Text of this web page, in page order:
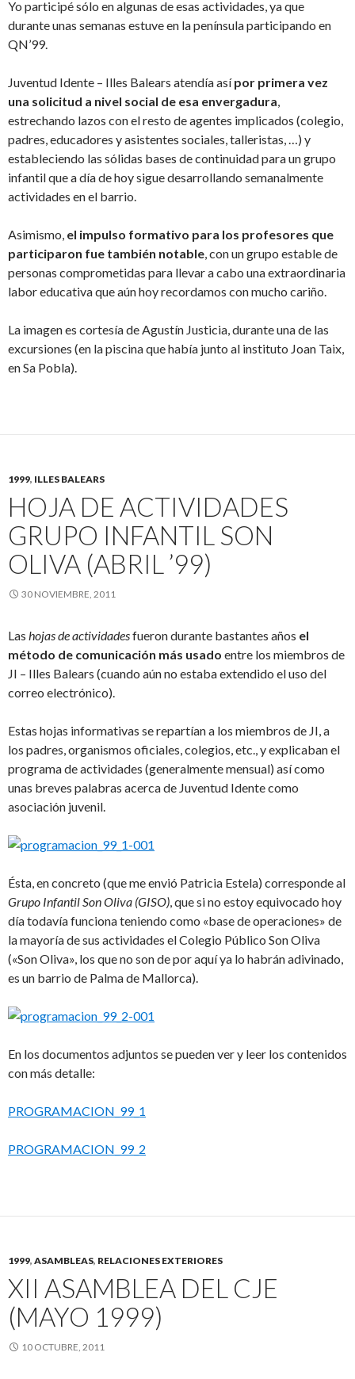
Yo participé sólo en algunas de esas actividades, ya que
durante unas semanas estuve en la península participando en
QN’99.
Juventud Idente – Illes Balears atendía asípor primera vez
una solicitud a nivel social de esa envergadura,
estrechando lazos con el resto de agentes implicados (colegio,
padres, educadores y asistentes sociales, talleristas, …) y
estableciendo las sólidas bases de continuidad para un grupo
infantil que a día de hoy sigue desarrollando semanalmente
actividades en el barrio.
Asimismo, el impulso formativo para los profesores que
participaron fue también notable, con un grupo estable de
personas comprometidas para llevar a cabo una extraordinaria
labor educativa que aún hoy recordamos con mucho cariño.
La imagen es cortesía de Agustín Justicia, durante una de las
excursiones (en la piscina que había junto al instituto Joan Taix,
en Sa Pobla).
1999, ILLES BALEARS
HOJA DE ACTIVIDADES
GRUPO INFANTIL SON
OLIVA (ABRIL ’99)
30 NOVIEMBRE, 2011
Las hojas de actividadesfueron durante bastantes años el
método de comunicación más usado entre los miembros de
JI – Illes Balears (cuando aún no estaba extendido el uso del
correo electrónico).
Estas hojas informativas se repartían a los miembros de JI, a
los padres, organismos oficiales, colegios, etc., y explicaban el
programa de actividades (generalmente mensual) así como
unas breves palabras acerca de Juventud Idente como
asociación juvenil.
Ésta, en concreto (que me envió Patricia Estela) corresponde al
Grupo Infantil Son Oliva (GISO), que si no estoy equivocado hoy
día todavía funciona teniendo como «base de operaciones» de
la mayoría de sus actividades el Colegio Público Son Oliva
(«Son Oliva», los que no son de por aquí ya lo habrán adivinado,
es un barrio de Palma de Mallorca).
En los documentos adjuntos se pueden ver y leer los contenidos
con más detalle:
PROGRAMACION_99_1
PROGRAMACION_99_2
1999, ASAMBLEAS, RELACIONES EXTERIORES
XII ASAMBLEA DEL CJE
(MAYO 1999)
10 OCTUBRE, 2011